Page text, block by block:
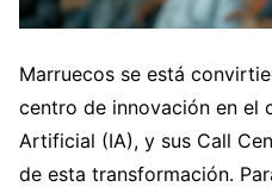
Marruecos se está
centro de innovación en el
Artificial (IA), y sus Call
de esta transformación.